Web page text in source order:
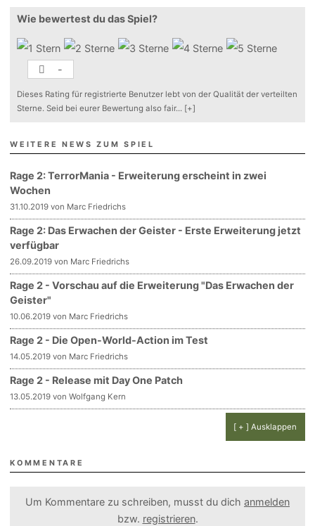
Wie bewertest du das Spiel?
-
Dieses Rating für registrierte Benutzer lebt von der Qualität der verteilten
Sterne. Seid bei eurer Bewertung also fair... [+]
WEITERE NEWS ZUM SPIEL
Rage 2: TerrorMania - Erweiterung erscheint in zwei
Wochen
31.10.2019 von Marc Friedrichs
Rage 2: Das Erwachen der Geister - Erste Erweiterung jetzt
verfügbar
26.09.2019 von Marc Friedrichs
Rage 2 - Vorschau auf die Erweiterung "Das Erwachen der
Geister"
10.06.2019 von Marc Friedrichs
Rage 2 - Die Open-World-Action im Test
14.05.2019 von Marc Friedrichs
Rage 2 - Release mit Day One Patch
13.05.2019 von Wolfgang Kern
[ + ] Ausklappen
KOMMENTARE
Um Kommentare zu schreiben, musst du dich anmelden
bzw. registrieren.